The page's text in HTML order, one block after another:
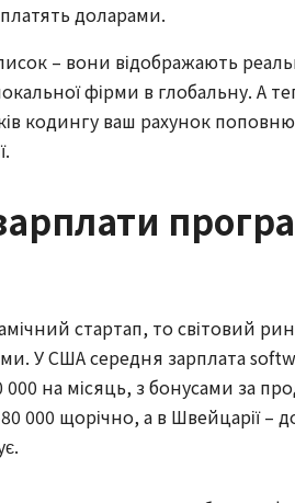
доларами.
– вони відображають
фірми в глобальну. А
кодингу ваш рахунок
стартап, то світовий
У США середня зарплата
000 на місяць, з бонусами за
000 щорічно, а в Швейцарії –